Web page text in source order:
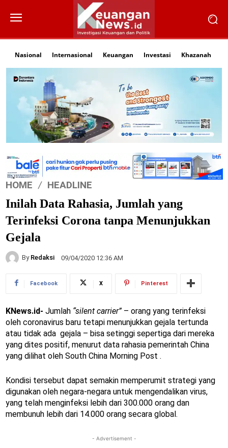
Nasional Internasional Keuangan Investasi Khazanah
HOME HEADLINE
Inilah Data Rahasia, Jumlah yang
Terinfeksi Corona tanpa Menunjukkan
Gejala
By Redaksi 09/04/2020 12:36 AM
Facebook X Pinterest
KNews.id- Jumlah “silent carrier”– orang yang terinfeksi
oleh coronavirus baru tetapi menunjukkan gejala tertunda
atau tidak ada gejala – bisa setinggi sepertiga dari mereka
yang dites positif, menurut data rahasia pemerintah China
yang dilihat oleh South China Morning Post .
Kondisi tersebut dapat semakin memperumit strategi yang
digunakan oleh negara-negara untuk mengendalikan virus,
yang telah menginfeksi lebih dari 300.000 orang dan
membunuh lebih dari 14.000 orang secara global.
- Advertisement -